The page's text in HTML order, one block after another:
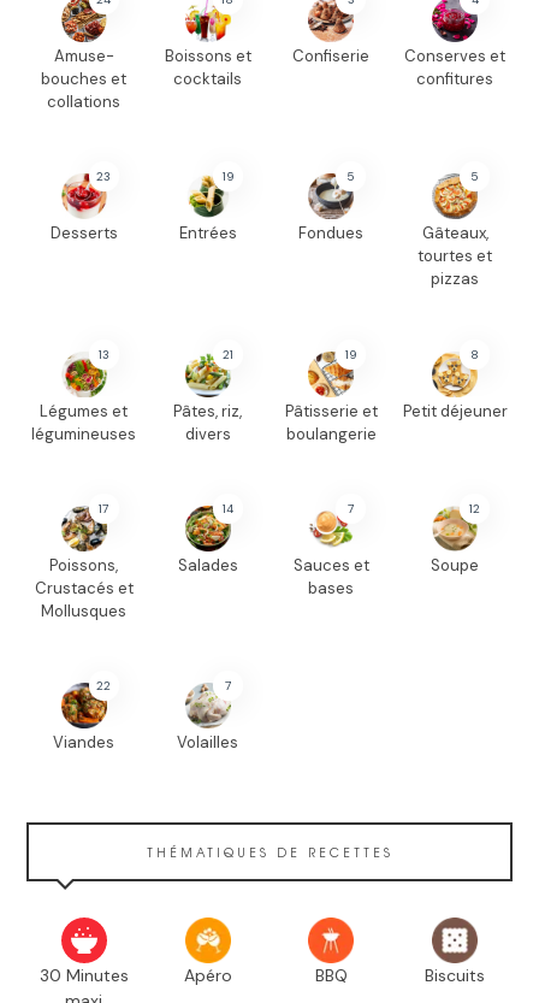
Amuse-
bouches et
collations
Boissons et
cocktails
Confiserie
Conserves et
confitures
23
Desserts
19
Entrées
5
Fondues
5
Gâteaux,
tourtes et
pizzas
13
Légumes et
légumineuses
21
Pâtes, riz,
divers
19
Pâtisserie et
boulangerie
8
Petit déjeuner
17
Poissons,
Crustacés et
Mollusques
14
Salades
7
Sauces et
bases
12
Soupe
22
Viandes
7
Volailles
THÉMATIQUES DE RECETTES
30 Minutes
Apéro BBQ Biscuits